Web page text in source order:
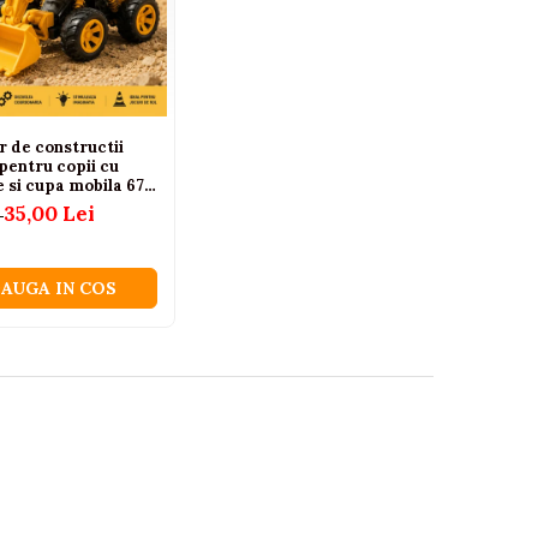
de constructii
copii cu
cupa mobila 678,
35,00 Lei
IN COS